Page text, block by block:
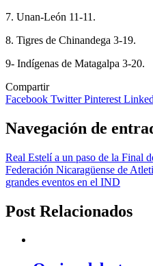
7. Unan-León 11-11.
8. Tigres de Chinandega 3-19.
9- Indígenas de Matagalpa 3-20.
Compartir
Facebook TwitterPinterest
Navegación de
Real Estelí a un paso de la Final
Federación Nicaragüense de
grandes eventos en el IND
Post Relacionados